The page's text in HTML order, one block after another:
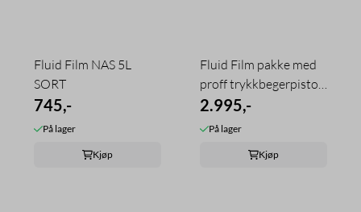
Fluid Film NAS 5L
SORT
745,-
På lager
Kjøp
Fluid Film pakke med
proff trykkbegerpistol
ASAB ...
2.995,-
På lager
Kjøp